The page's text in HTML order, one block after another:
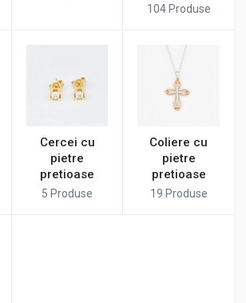
104 Produse
Cercei cu
pietre
pretioase
5 Produse
Coliere cu
pietre
pretioase
19 Produse